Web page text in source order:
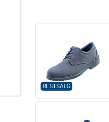
RESTSALG